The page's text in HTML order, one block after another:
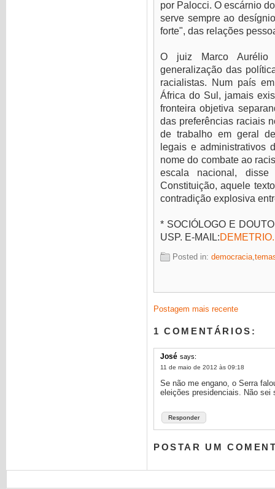
por Palocci. O escárnio
serve sempre ao
forte", das relações
O juiz Marco Aurélio
generalização das
racialistas. Num país
África do Sul, jamais
fronteira objetiva
das preferências raciais
de trabalho em geral
legais e administrativos
nome do combate ao
escala nacional,
Constituição, aquele
contradição explosiva
* SOCIÓLOGO E
USP. E-MAIL:
Posted in: democracia,
Postagem mais recente
1 COMENTÁRIOS:
José says:
11 de maio de 2012 às 09:18
Responder
Se não me engano, o Serra
eleições presidenciais. Não sei
POSTAR UM